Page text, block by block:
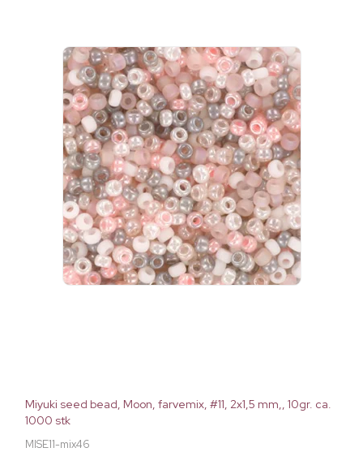
Miyuki seed bead, Moon, farvemix, #11, 2x1,5 mm,, 10gr. ca.
1000 stk
MISE11-mix46